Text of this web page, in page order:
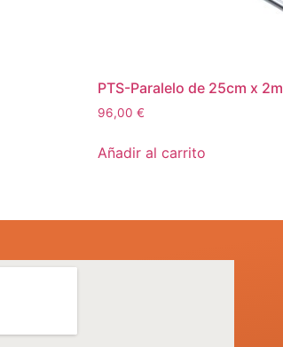
PTS-Paralelo de 25cm x 2m
96,00€
Añadir al carrito